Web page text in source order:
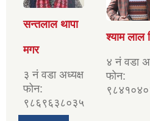
सन्तलाल थापा
मगर
३ नं वडा अध्यक्ष
फोन:
९८६९६३८०३५
श्याम लाल
४ नं वडा
फोन: